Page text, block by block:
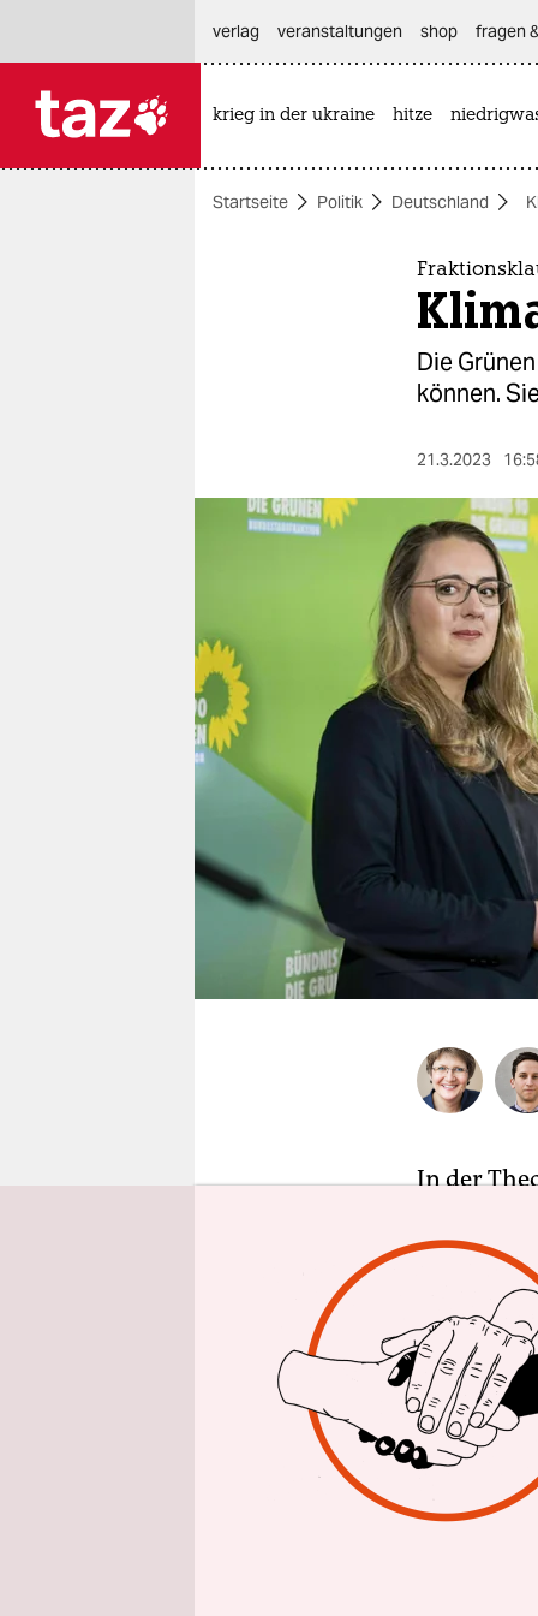
themen
berlin
wahrheit
verlag
verlag
veranstaltungen
fragen & hilfe
unterstützen
verlag
veranstaltungen shop fragen
krieg in der ukraine hitze
Startseite Politik Deutschland
Die
können.
21.3.2023
In der
ihrer
neben der
Fraktion
den
Klausur
und sein